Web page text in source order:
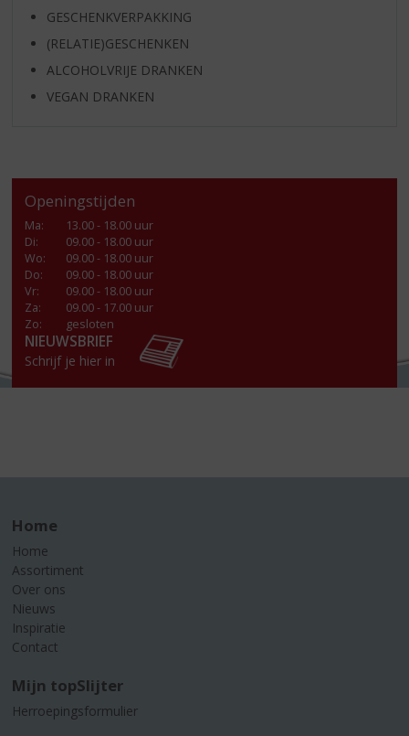
GESCHENKVERPAKKING
(RELATIE)GESCHENKEN
ALCOHOLVRIJE DRANKEN
VEGAN DRANKEN
Openingstijden
Ma:
13.00 - 18.00 uur
Di:
09.00 - 18.00 uur
Wo:
09.00 - 18.00 uur
Do:
09.00 - 18.00 uur
Vr:
09.00 - 18.00 uur
Za:
09.00 - 17.00 uur
Zo:
gesloten
NIEUWSBRIEF
Schrijf je hier in
Home
Home
Assortiment
Over ons
Nieuws
Inspiratie
Contact
Mijn topSlijter
Herroepingsformulier